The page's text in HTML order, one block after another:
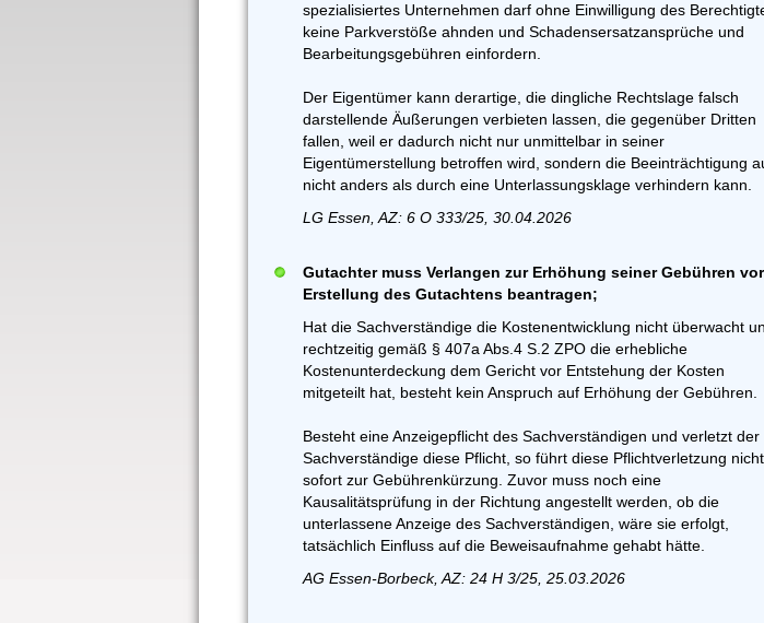
spezialisiertes Unternehmen darf ohne Einwilligung des
keine Parkverstöße ahnden und Schadensersatzansprüche und
Bearbeitungsgebühren einfordern.
Der Eigentümer kann derartige, die dingliche Rechtslage falsch
darstellende Äußerungen verbieten lassen, die gegenüber Dritten
fallen, weil er dadurch nicht nur unmittelbar in seiner
Eigentümerstellung betroffen wird, sondern die Beeinträchtigung
nicht anders als durch eine Unterlassungsklage verhindern kann.
LG Essen, AZ: 6 O 333/25, 30.04.2026
Gutachter muss Verlangen zur Erhöhung seiner Gebühren vor
Erstellung des Gutachtens beantragen;
Hat die Sachverständige die Kostenentwicklung nicht überwacht
rechtzeitig gemäß § 407a Abs.4 S.2 ZPO die erhebliche
Kostenunterdeckung dem Gericht vor Entstehung der Kosten
mitgeteilt hat, besteht kein Anspruch auf Erhöhung der Gebühren.
Besteht eine Anzeigepflicht des Sachverständigen und verletzt der
Sachverständige diese Pflicht, so führt diese Pflichtverletzung nicht
sofort zur Gebührenkürzung. Zuvor muss noch eine
Kausalitätsprüfung in der Richtung angestellt werden, ob die
unterlassene Anzeige des Sachverständigen, wäre sie erfolgt,
tatsächlich Einfluss auf die Beweisaufnahme gehabt hätte.
AG Essen-Borbeck, AZ: 24 H 3/25, 25.03.2026